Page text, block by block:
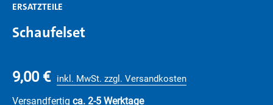
ERSATZTEILE
Schaufelset
9,00 € inkl. MwSt. zzgl. Versandkosten
Versandfertig ca. 2-5 Werktage